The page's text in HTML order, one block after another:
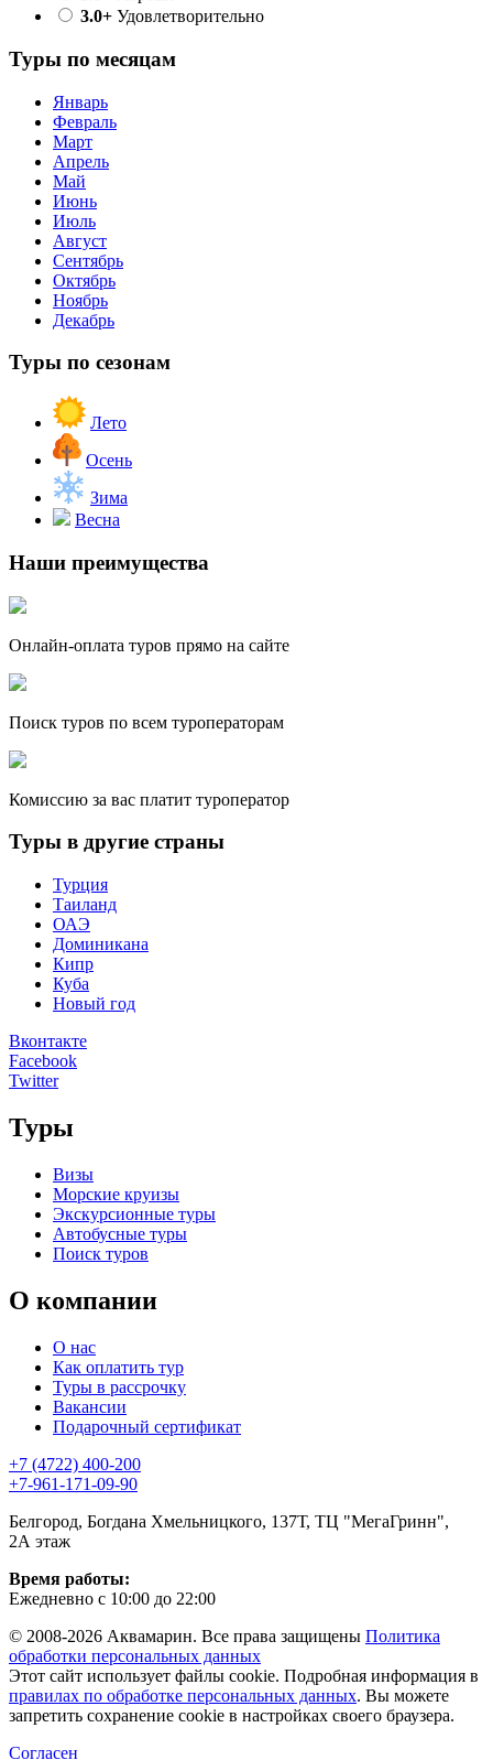
3.0+ Удовлетворительно
Туры по месяцам
Январь
Февраль
Март
Апрель
Май
Июнь
Июль
Август
Сентябрь
Октябрь
Ноябрь
Декабрь
Туры по сезонам
Лето
Осень
Зима
Весна
Наши преимущества
Онлайн-оплата туров прямо на сайте
Поиск туров по всем туроператорам
Комиссию за вас платит туроператор
Туры в другие страны
Турция
Таиланд
ОАЭ
Доминикана
Кипр
Куба
Новый год
Вконтакте
Facebook
Twitter
Туры
Визы
Морские круизы
Экскурсионные туры
Автобусные туры
Поиск туров
О компании
О нас
Как оплатить тур
Туры в рассрочку
Вакансии
Подарочный сертификат
+7 (4722) 400-200
+7-961-171-09-90
Белгород, Богдана Хмельницкого, 137Т, ТЦ "МегаГринн",
2А этаж
Время работы:
Ежедневно с 10:00 до 22:00
© 2008-2026 Аквамарин. Все права защищены Политика
обработки персональных данных
Этот сайт использует файлы cookie. Подробная информация в
правилах по обработке персональных данных. Вы можете
запретить сохранение cookie в настройках своего браузера.
Согласен